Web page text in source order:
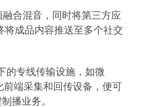
合混音，同时将第三方应
成品内容推送至多个社交
的专线传输设施，如微
端采集和回传设备，便可
播业务。